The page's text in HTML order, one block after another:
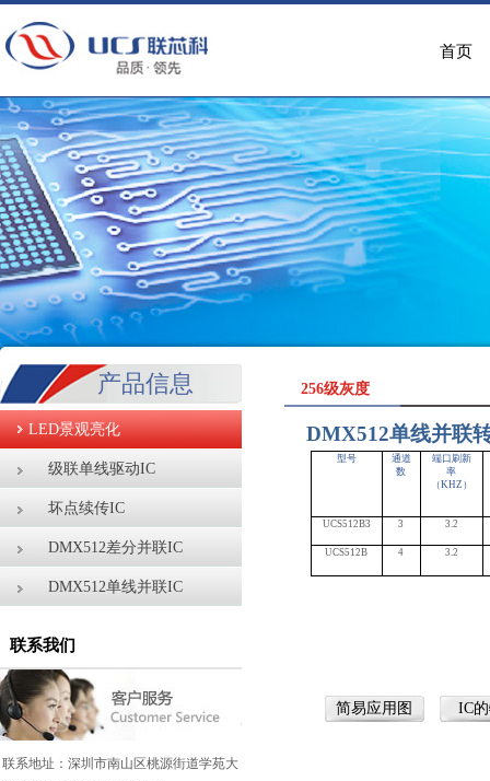
首页
产品信息 256级灰度
LED景观亮化 DMX512单线并联
型号
通道
数
端口刷新
率
（KHZ）
UCS512B3 3 3.2
UCS512B 4 3.2
级联单线驱动IC
坏点续传IC
DMX512差分并联IC
DMX512单线并联IC
联系我们
简易应用图 IC
联系地址：深圳市南山区桃源街道学苑大